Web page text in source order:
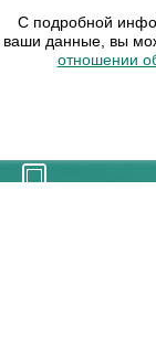
8 — 18
НАШ
Москва, м.
С подробной
ваши данные, вы
отношении